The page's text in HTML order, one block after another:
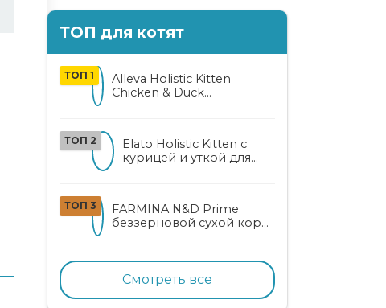
ТОП для котят
ТОП 1
Alleva Holistic Kitten
Chicken & Duck
ТОП 2
Elato Holistic Kitten с
курицей и уткой для
ТОП 3
FARMINA N&D Prime
беззерновой сухой корм
курицей и гранатом
Смотреть все